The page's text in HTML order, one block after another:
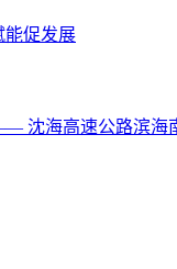
能促发展
沈海高速公路滨海